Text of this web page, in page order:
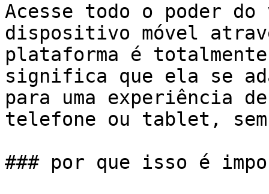
Acesse todo o poder
dispositivo móvel
plataforma é
significa que ela se
para uma experiência
telefone ou tablet,
### por que isso é